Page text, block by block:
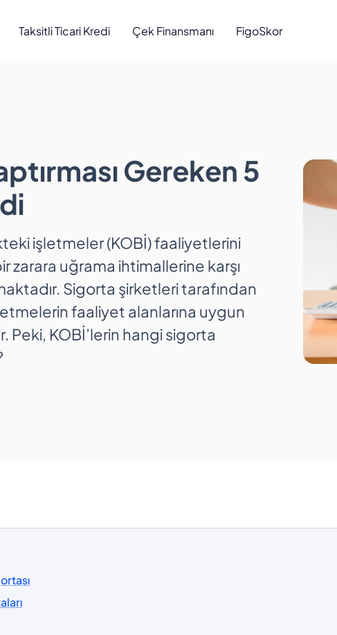
Taksitli Ticari Kredi Çek Finansmanı FigoSkor
Gereken 5
işletmeler (KOBİ) faaliyetlerini
zarara uğrama ihtimallerine karşı
Sigorta şirketleri tarafından
faaliyet alanlarına uygun
KOBİ’lerin hangi sigorta